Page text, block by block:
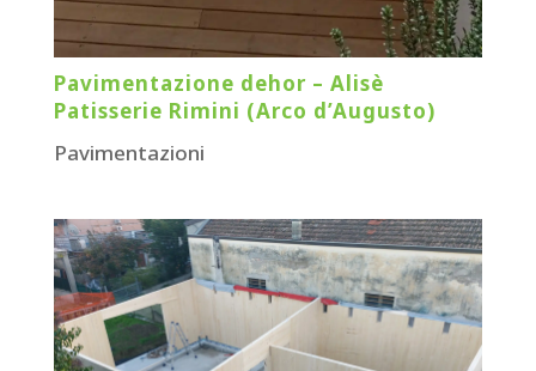
Pavimentazione dehor – Alisè
Patisserie Rimini (Arco d’Augusto)
Pavimentazioni